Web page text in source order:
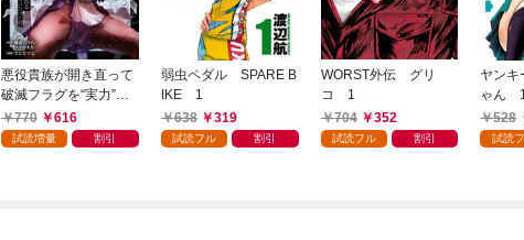
悪役貴族が開き直って
破滅フラグを“実力”で
叩き折っていたら、い
つの間にかヒロイン達
770 616
試読増量 割引
弱虫ペダル SPARE B
IKE 1
638
319
試読フル 割引
WORST外伝 グリ
コ 1
704
352
試読フル 割引
ヤンキ
ゃん
528
試読